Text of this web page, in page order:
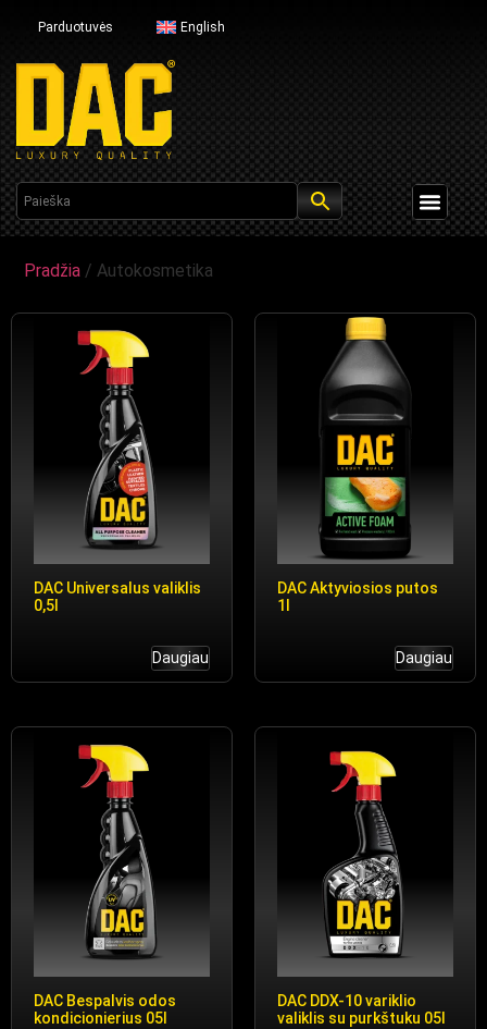
Parduotuvės English
Pradžia / Autokosmetika
DAC Universalus valiklis
0,5l
Daugiau
DAC Aktyviosios putos
1l
Daugiau
DAC Bespalvis odos
kondicionierius 05l
DAC DDX-10 variklio
valiklis su purkštuku 05l